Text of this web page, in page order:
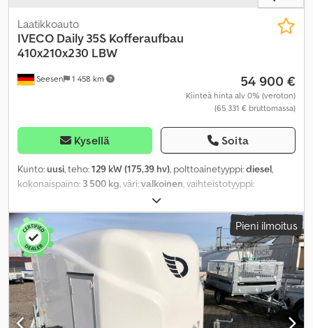
Seesen 1 458 km
Laatikkoauto
IVECO Daily 35S Kofferaufbau
410x210x230 LBW
54 900 €
Kiinteä hinta alv 0% (veroton)
(65 331 € bruttomassa)
Kysellä Soita
Kunto:uusi, teho:129 kW (175,39 hv), polttoainetyyppi:diesel,
kokonaispaino: 3 500 kg, väri:valkoinen, vaihteistotyyppi:
, istuimien määrä:3
lastitilan leveys:2 100 mm, kuormatilan korkeus:2 300 mm,
Varusteet:
ABS, elektroninen ajonvakautusjärjestelmä (ESP),
ilmastointi, keskuslukitus, navigointijärjestelmä, noesuodatin,
takalaitanostin,
Pieni ilmoitus